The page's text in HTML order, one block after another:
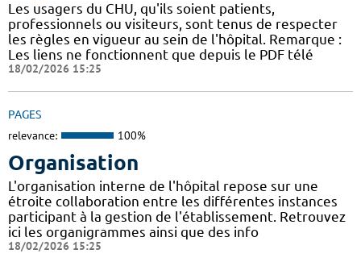
Les usagers du CHU, qu'ils soient patients,
professionnels ou visiteurs, sont tenus de respecter
les règles en vigueur au sein de l'hôpital. Remarque :
Les liens ne fonctionnent que depuis le PDF télé
18/02/2026 15:25
PAGES
relevance: 100%
Organisation
L'organisation interne de l'hôpital repose sur une
étroite collaboration entre les différentes instances
participant à la gestion de l'établissement. Retrouvez
ici les organigrammes ainsi que des info
18/02/2026 15:25